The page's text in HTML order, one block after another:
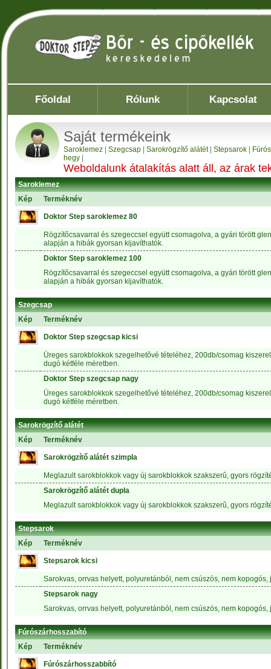
Főoldal Rólunk Kapcsolat
Saját termékeink
Saroklemez Szegcsap Sarokrögzítő alátét| Stepsarok
hegy
Weboldalunk átalakítás alatt áll, az árak
Saroklemez
Kép
Terméknév
Doktor Step saroklemez 80
Rögzítõcsavarral és szegeccsel együtt csomagolva, a gyári törött
alapján a hibák gyorsan kijavíthatók.
Doktor Step saroklemez 100
Rögzítõcsavarral és szegeccsel együtt csomagolva, a gyári törött
alapján a hibák gyorsan kijavíthatók.
Szegcsap
Kép
Terméknév
Doktor Step szegcsap kicsi
Üreges sarokblokkok szegelhetõvé tételéhez, 200db/csomag
dugó kétféle méretben.
Doktor Step szegcsap nagy
Üreges sarokblokkok szegelhetõvé tételéhez, 200db/csomag
dugó kétféle méretben.
Sarokrögzítő alátét
Kép
Terméknév
Sarokrögzítő alátét szimpla
Meglazult sarokblokkok vagy új sarokblokkok szakszerû, gyors
Sarokrögzítő alátét dupla
Meglazult sarokblokkok vagy új sarokblokkok szakszerû, gyors
Stepsarok
Kép
Terméknév
Stepsarok kicsi
Sarokvas, orrvas helyett, polyuretánból, nem csúszós, nem
Stepsarok nagy
Sarokvas, orrvas helyett, polyuretánból, nem csúszós, nem
Fúrószárhosszabító
Kép
Terméknév
Fúrószárhosszabbító